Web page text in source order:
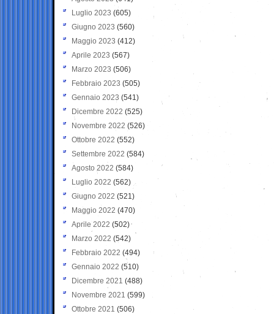
Luglio 2023 (605)
Giugno 2023 (560)
Maggio 2023 (412)
Aprile 2023 (567)
Marzo 2023 (506)
Febbraio 2023 (505)
Gennaio 2023 (541)
Dicembre 2022 (525)
Novembre 2022 (526)
Ottobre 2022 (552)
Settembre 2022 (584)
Agosto 2022 (584)
Luglio 2022 (562)
Giugno 2022 (521)
Maggio 2022 (470)
Aprile 2022 (502)
Marzo 2022 (542)
Febbraio 2022 (494)
Gennaio 2022 (510)
Dicembre 2021 (488)
Novembre 2021 (599)
Ottobre 2021 (506)